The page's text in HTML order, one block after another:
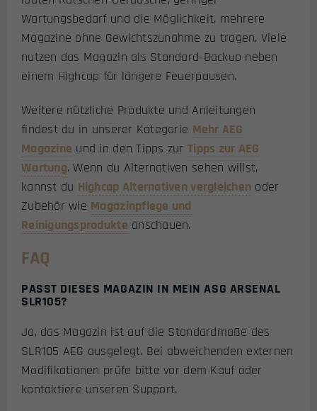
Wartungsbedarf und die Möglichkeit, mehrere
Magazine ohne Gewichtszunahme zu tragen. Viele
nutzen das Magazin als Standard-Backup neben
einem Highcap für längere Feuerpausen.
Weitere nützliche Produkte und Anleitungen
findest du in unserer Kategorie Mehr AEG
Magazine und in den Tipps zurTipps zur AEG
Wartung. Wenn du Alternativen sehen willst,
kannst du Highcap Alternativen vergleichen oder
Zubehör wie Magazinpflege und
Reinigungsprodukte anschauen.
FAQ
PASST DIESES MAGAZIN IN MEIN ASG ARSENAL
SLR105?
Ja, das Magazin ist auf die Standardmaße des
SLR105 AEG ausgelegt. Bei abweichenden externen
Modifikationen prüfe bitte vor dem Kauf oder
kontaktiere unseren Support.